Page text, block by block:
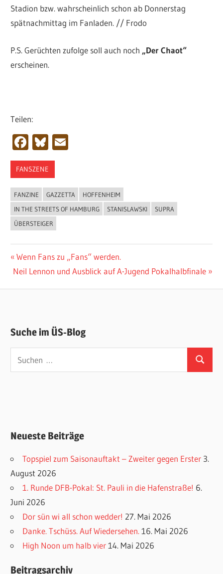
Stadion bzw. wahrscheinlich schon ab Donnerstag
spätnachmittag im Fanladen. // Frodo
P.S. Gerüchten zufolge soll auch noch „Der Chaot“
erscheinen.
Teilen:
Facebook
Bluesky
FANSZENE
FANZINE GAZZETTA
HOFFENHEIM
IN THE STREETS OF HAMBURG
STANISLAWSKI
SUPRA
ÜBERSTEIGER
Beitragsnavigation
Vorheriger
Beitrag:
Wenn Fans zu „Fans“ werden.
Nächster
Neil Lennon und Ausblick auf A-Jugend Pokalhalbfinale
Suche im ÜS-Blog
Suchen
Neueste Beiträge
Topspiel zum Saisonauftakt – Zweiter gegen Erster 3.
August 2026
1. Runde DFB-Pokal: St. Pauli in die Hafenstraße! 6.
Juni 2026
Dor sün wi all schon wedder! 27. Mai 2026
Danke. Tschüss. Auf Wiedersehen. 16. Mai 2026
High Noon um halb vier 14. Mai 2026
Beitragsarchiv